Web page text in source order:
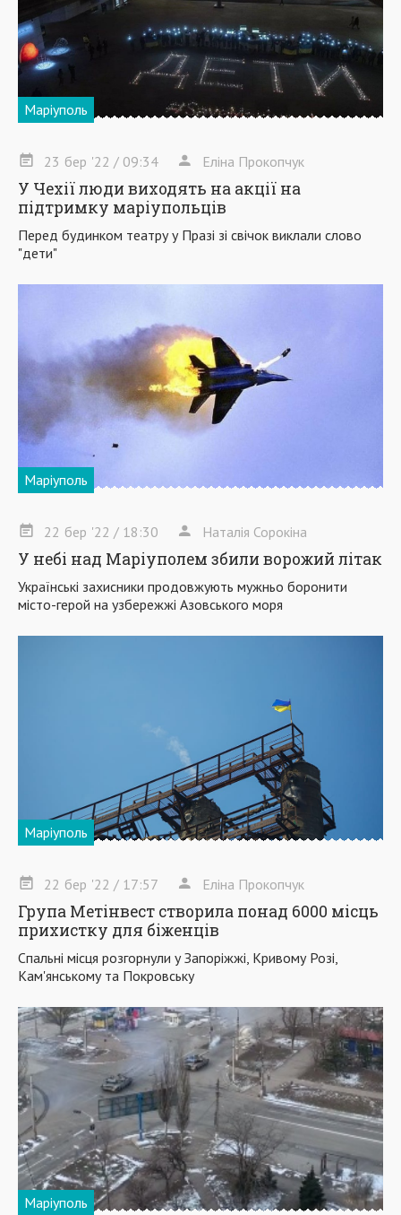
Маріуполь
23 бер '22 / 09:34 Еліна Прокопчук
У Чехії люди виходять на акції на
підтримку маріупольців
Перед будинком театру у Празі зі свічок виклали слово
"дети"
Маріуполь
22 бер '22 / 18:30 Наталія Сорокіна
У небі над Маріуполем збили ворожий літак
Українські захисники продовжують мужньо боронити
місто-герой на узбережжі Азовського моря
Маріуполь
22 бер '22 / 17:57 Еліна Прокопчук
Група Метінвест створила понад 6000 місць
прихистку для біженців
Спальні місця розгорнули у Запоріжжі, Кривому Розі,
Кам'янському та Покровську
Маріуполь